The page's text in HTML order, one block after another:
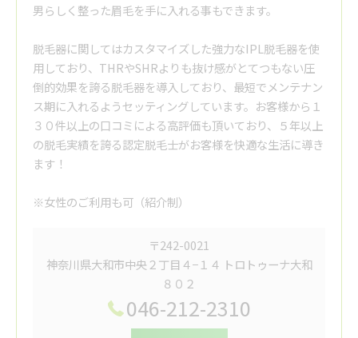
男らしく整った眉毛を手に入れる事もできます。
脱毛器に関してはカスタマイズした強力なIPL脱毛器を使
用しており、THRやSHRよりも抜け感がとてつもない圧
倒的効果を誇る脱毛器を導入しており、最短でメンテナン
ス期に入れるようセッティングしています。お客様から１
３０件以上の口コミによる高評価も頂いており、５年以上
の脱毛実績を誇る認定脱毛士がお客様を快適な生活に導き
ます！
※女性のご利用も可（紹介制）
〒242-0021
神奈川県大和市中央２丁目４−１４ トロトゥーナ大和
８０２
046-212-2310